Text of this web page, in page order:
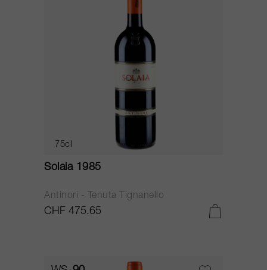
75cl
Solaia 1985
Antinori - Tenuta Tignanello
CHF 475.65